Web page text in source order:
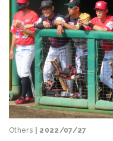
Others | 2022/07/27